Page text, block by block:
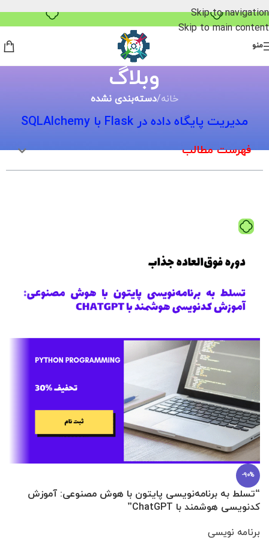
خرید قسطی با ترب‌پیSkip to navigation
Skip to main content
منو
وبلاگ
خانه/دسته‌بندی نشده
مدیریت پایگاه داده در Flask با SQLAlchemy
فهرست مطالب
-90%
“تسلط به برنامه‌نویسی پایتون با هوش مصنوعی: آموزش
کدنویسی هوشمند با ChatGPT”
برنامه نویسی